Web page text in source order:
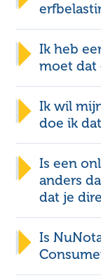
Ik heb
moet dat
vragen
Ik wil
doe ik
Is een
anders
dat je
Is
Voorbeeld
Voorbeeld